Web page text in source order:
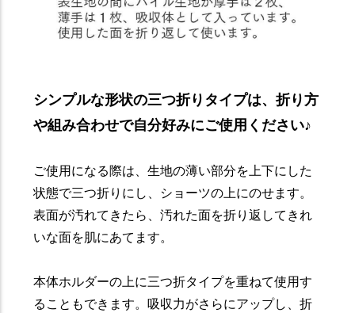
シンプルな形状の三つ折りタイプは、折り方
や組み合わせで自分好みにご使用ください♪
ご使用になる際は、生地の薄い部分を上下にした
状態で三つ折りにし、ショーツの上にのせます。
表面が汚れてきたら、汚れた面を折り返してきれ
いな面を肌にあてます。
本体ホルダーの上に三つ折タイプを重ねて使用す
ることもできます。吸収力がさらにアップし、折